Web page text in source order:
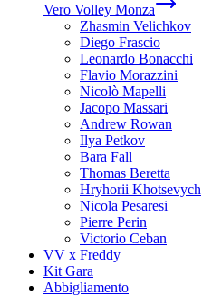
Vero Volley Monza
Zhasmin Velichkov
Diego Frascio
Leonardo Bonacchi
Flavio Morazzini
Nicolò Mapelli
Jacopo Massari
Andrew Rowan
Ilya Petkov
Bara Fall
Thomas Beretta
Hryhorii Khotsevych
Nicola Pesaresi
Pierre Perin
Victorio Ceban
VV x Freddy
Kit Gara
Abbigliamento